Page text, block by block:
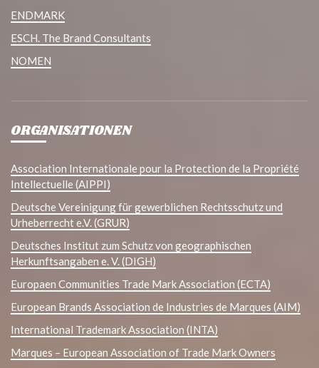
ENDMARK
ESCH. The Brand Consultants
NOMEN
ORGANISATIONEN
Association Internationale pour la Protection de la Propriété
Intellectuelle (AIPPI)
Deutsche Vereinigung für gewerblichen Rechtsschutz und
Urheberrecht e.V. (GRUR)
Deutsches Institut zum Schutz von geographischen
Herkunftsangaben e. V. (DIGH)
Europaen Communities Trade Mark Association (ECTA)
European Brands Association de Industries de Marques (AIM)
International Trademark Association (INTA)
Marques – European Association of Trade Mark Owners